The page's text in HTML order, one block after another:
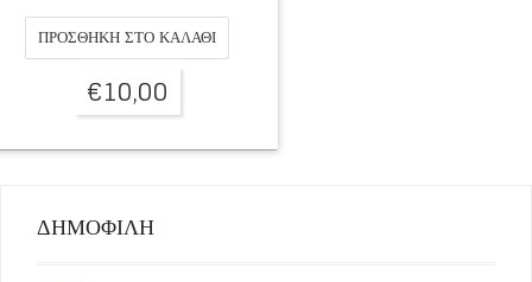
ΠΡΟΣΘΉΚΗ ΣΤΟ ΚΑΛΆΘΙ
€10,00
ΔΗΜΟΦΙΛΗ